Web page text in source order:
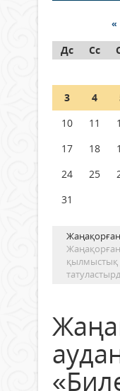
граждане
05 тамыз
Шетелде
«
Дс
Сс
3
4
10
11
17
18
24
25
31
қылмыстық